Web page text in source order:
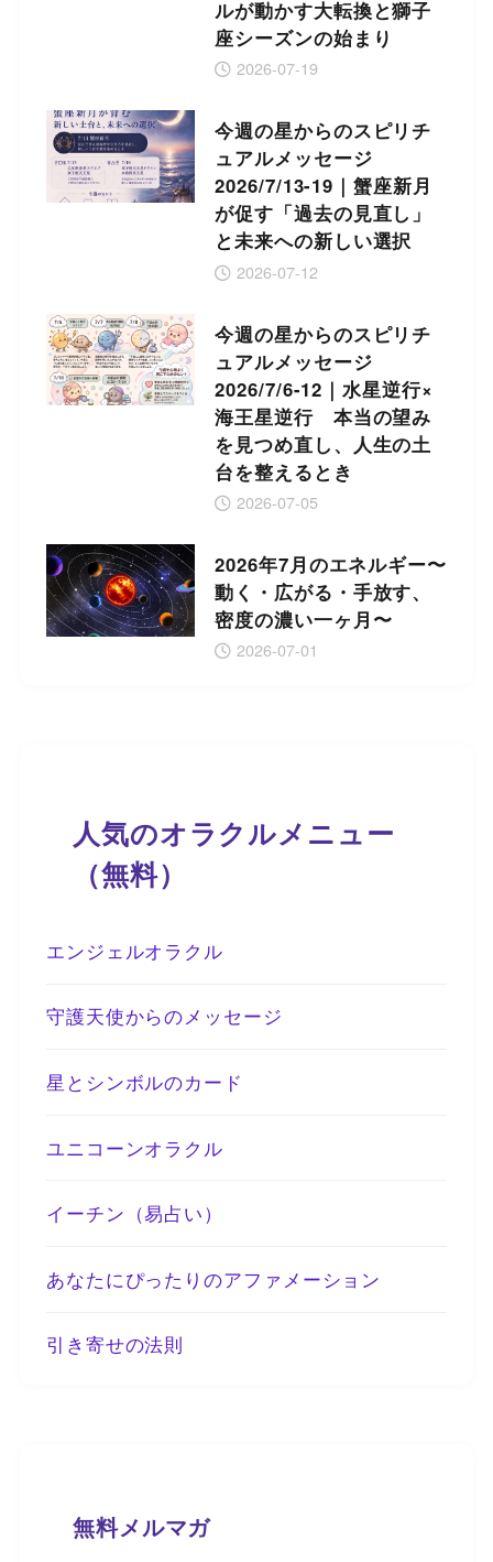
ルが動かす大転換と獅子
座シーズンの始まり
2026-07-19
今週の星からのスピリチ
ュアルメッセージ
2026/7/13-19｜蟹座新月
が促す「過去の見直し」
と未来への新しい選択
2026-07-12
今週の星からのスピリチ
ュアルメッセージ
2026/7/6-12｜水星逆行×
海王星逆行 本当の望み
を見つめ直し、人生の土
台を整えるとき
2026-07-05
2026年7月のエネルギー〜
動く・広がる・手放す、
密度の濃い一ヶ月〜
2026-07-01
人気のオラクルメニュー
（無料）
エンジェルオラクル
守護天使からのメッセージ
星とシンボルのカード
ユニコーンオラクル
イーチン（易占い）
あなたにぴったりのアファメーション
引き寄せの法則
無料メルマガ